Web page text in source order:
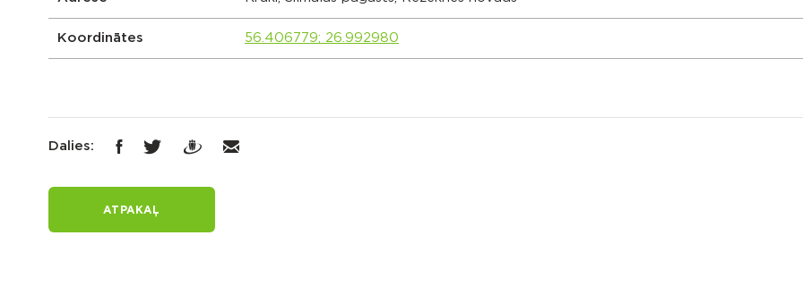
Koordinātes 56.406779; 26.992980
Dalies:
ATPAKAĻ